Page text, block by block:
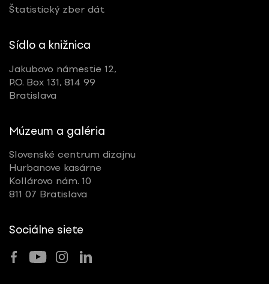
Štatistický zber dát
Sídlo a knižnica
Jakubovo námestie 12,
P.O. Box 131, 814 99
Bratislava
Múzeum a galéria
Slovenské centrum dizajnu
Hurbanove kasárne
Kollárovo nám. 10
811 07 Bratislava
Sociálne siete